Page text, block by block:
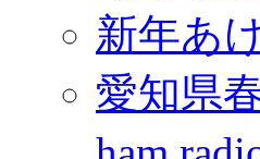
新年あ
愛知県